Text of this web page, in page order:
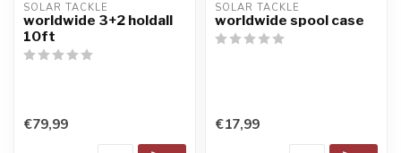
SOLAR TACKLE
worldwide 3+2 holdall
10ft
€79,99
SOLAR TACKLE
worldwide spool case
€17,99